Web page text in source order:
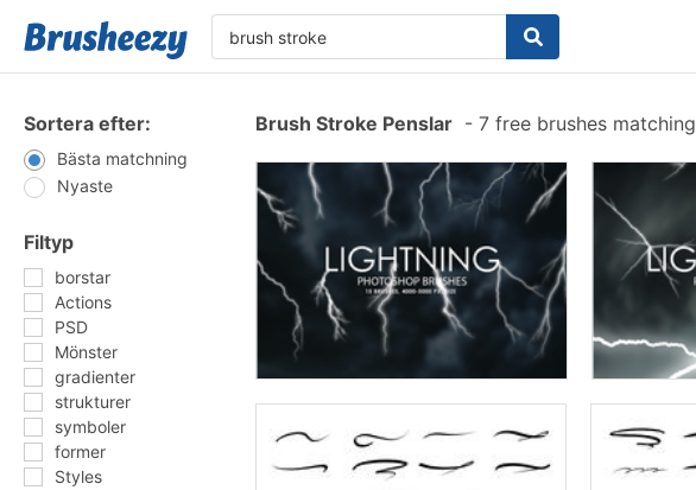
Sortera efter:
Bästa matchning
Nyaste
Filtyp
borstar
Actions
PSD
Mönster
gradienter
strukturer
symboler
former
Styles
Brush Stroke Penslar - 7 free brushes matching